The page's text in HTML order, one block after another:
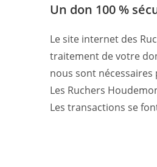
Un don 100 %
Le site internet des
traitement de votre
nous sont nécessaires
Les Ruchers
Les transactions se